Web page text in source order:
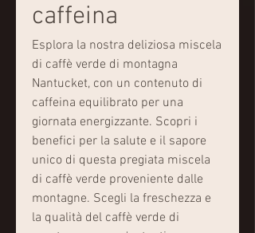
caffeina
Esplora la nostra deliziosa miscela
di caffè verde di montagna
Nantucket, con un contenuto di
caffeina equilibrato per una
giornata energizzante. Scopri i
benefici per la salute e il sapore
unico di questa pregiata miscela
di caffè verde proveniente dalle
montagne. Scegli la freschezza e
la qualità del caffè verde di